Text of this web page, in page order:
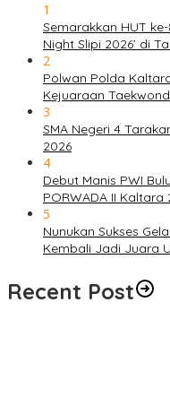
1
Semarakkan HUT ke-
Night Slipi 2026’ di
2
Polwan Polda
Kejuaraan
3
SMA Negeri 4
2026
4
Debut Manis PWI
PORWADA II Kaltara
5
Nunukan Sukses
Kembali Jadi Juara
Recent Post